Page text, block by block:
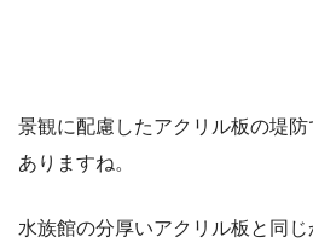
景観に配慮したアクリル板の堤
ありますね。
水族館の分厚いアクリル板と同じ